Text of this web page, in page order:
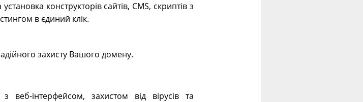
конструкторів сайтів, CMS, скриптів з
в єдиний клік.
захисту Вашого домену.
веб-інтерфейсом, захистом від вірусів та